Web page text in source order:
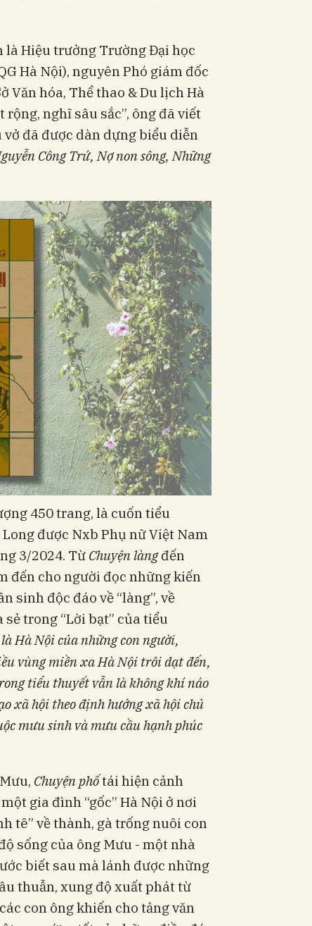
là Hiệu trưởng Trường Đại học
Hà Nội), nguyên Phó giám đốc
Văn hóa, Thể thao & Du lịch Hà
nghĩ sâu sắc”, ông đã viết
đã được dàn dựng biểu diễn
Công Trứ, Nợ non sông, Những
450 trang, là cuốn tiểu
được Nxb Phụ nữ Việt Nam
3/2024. Từ Chuyện làngđến
đến cho người đọc những kiến
sinh độc đáo về “làng”, về
trong “Lời bạt” của tiểu
là Hà Nội của những con người,
vùng miền xa Hà Nội trôi dạt đến,
tiểu thuyết vẫn là không khí náo
xã hội theo định hướng xã hội chủ
mưu sinh và mưu cầu hạnh phúc
Chuyện phốtái hiện cảnh
gia đình “gốc” Hà Nội ở nơi
tê” về thành, gà trống nuôi con
sống của ông Mưu - một nhà
biết sau mà lánh được những
thuẫn, xung độ xuất phát từ
con ông khiến cho tảng văn